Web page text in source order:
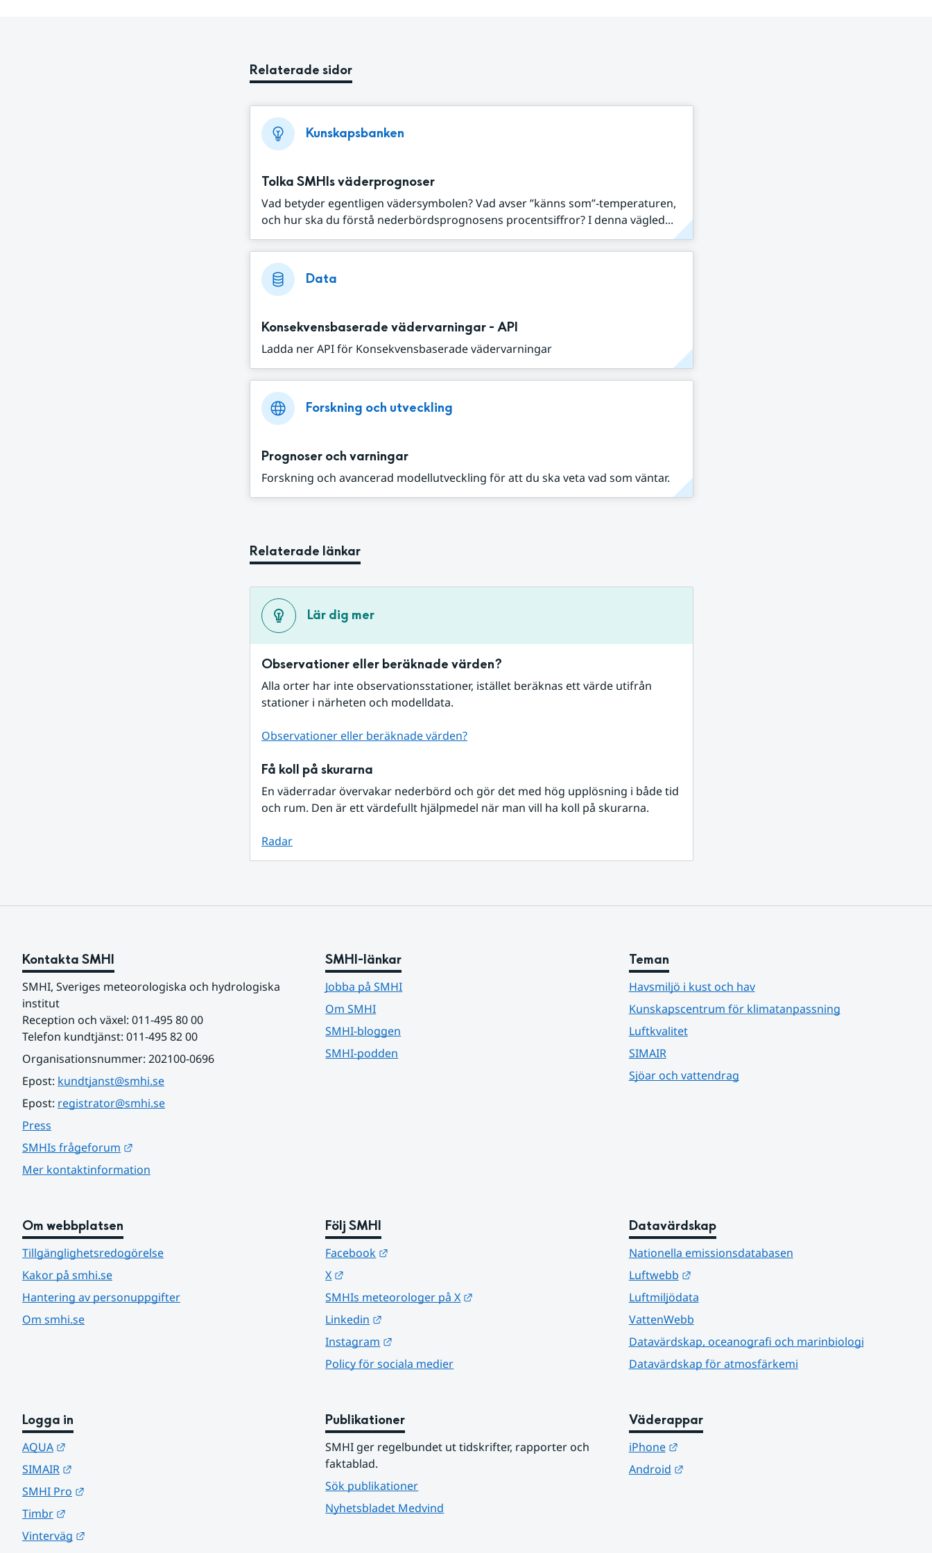
Relaterade sidor
Kunskapsbanken
Tolka SMHIs väderprognoser
Vad betyder egentligen vädersymbolen? Vad avser ”känns som”-temperaturen,
och hur ska du förstå nederbördsprognosens procentsiffror? I denna vägled...
Data
Konsekvensbaserade vädervarningar - API
Ladda ner API för Konsekvensbaserade vädervarningar
Forskning och utveckling
Prognoser och varningar
Forskning och avancerad modellutveckling för att du ska veta vad som väntar.
Relaterade länkar
Lär dig mer
Observationer eller beräknade värden?
Alla orter har inte observationsstationer, istället beräknas ett värde utifrån
stationer i närheten och modelldata.
Observationer eller beräknade värden?
Få koll på skurarna
En väderradar övervakar nederbörd och gör det med hög upplösning i både tid
och rum. Den är ett värdefullt hjälpmedel när man vill ha koll på skurarna.
Radar
Kontakta SMHI
SMHI, Sveriges meteorologiska och hydrologiska
institut
Reception och växel: 011-495 80 00
Telefon kundtjänst: 011-495 82 00
Organisationsnummer: 202100-0696
Epost: kundtjanst@smhi.se
Epost: registrator@smhi.se
Press
SMHIs frågeforum
Mer kontaktinformation
SMHI-länkar
Jobba på SMHI
Om SMHI
SMHI-bloggen
SMHI-podden
Teman
Havsmiljö i kust och hav
Kunskapscentrum för klimatanpassning
Luftkvalitet
SIMAIR
Sjöar och vattendrag
Om webbplatsen
Tillgänglighetsredogörelse
Kakor på smhi.se
Hantering av personuppgifter
Om smhi.se
Följ SMHI
Facebook
X
SMHIs meteorologer på X
Linkedin
Instagram
Policy för sociala medier
Datavärdskap
Nationella emissionsdatabasen
Luftwebb
Länk till annan webbplats.
Luftmiljödata
VattenWebb
Datavärdskap, oceanografi och marinbiologi
Datavärdskap för atmosfärkemi
Logga in
AQUA
SIMAIR
SMHI Pro
Timbr
Vinterväg
Publikationer
SMHI ger regelbundet ut tidskrifter, rapporter och
faktablad.
Sök publikationer
Nyhetsbladet Medvind
Väderappar
iPhone
Länk till annan webbplats.
Android
Länk till annan webbplats.